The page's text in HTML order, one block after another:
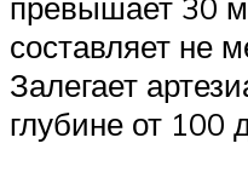
составляет не
Залегает
глубине от 100